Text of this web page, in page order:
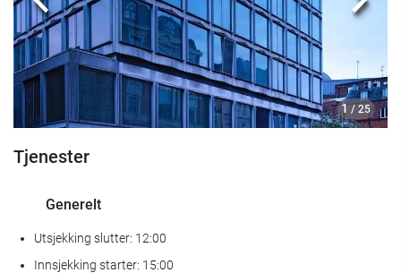
1 / 25
Forrige
Tjenester
Generelt
Utsjekking slutter: 12:00
Innsjekking starter: 15:00